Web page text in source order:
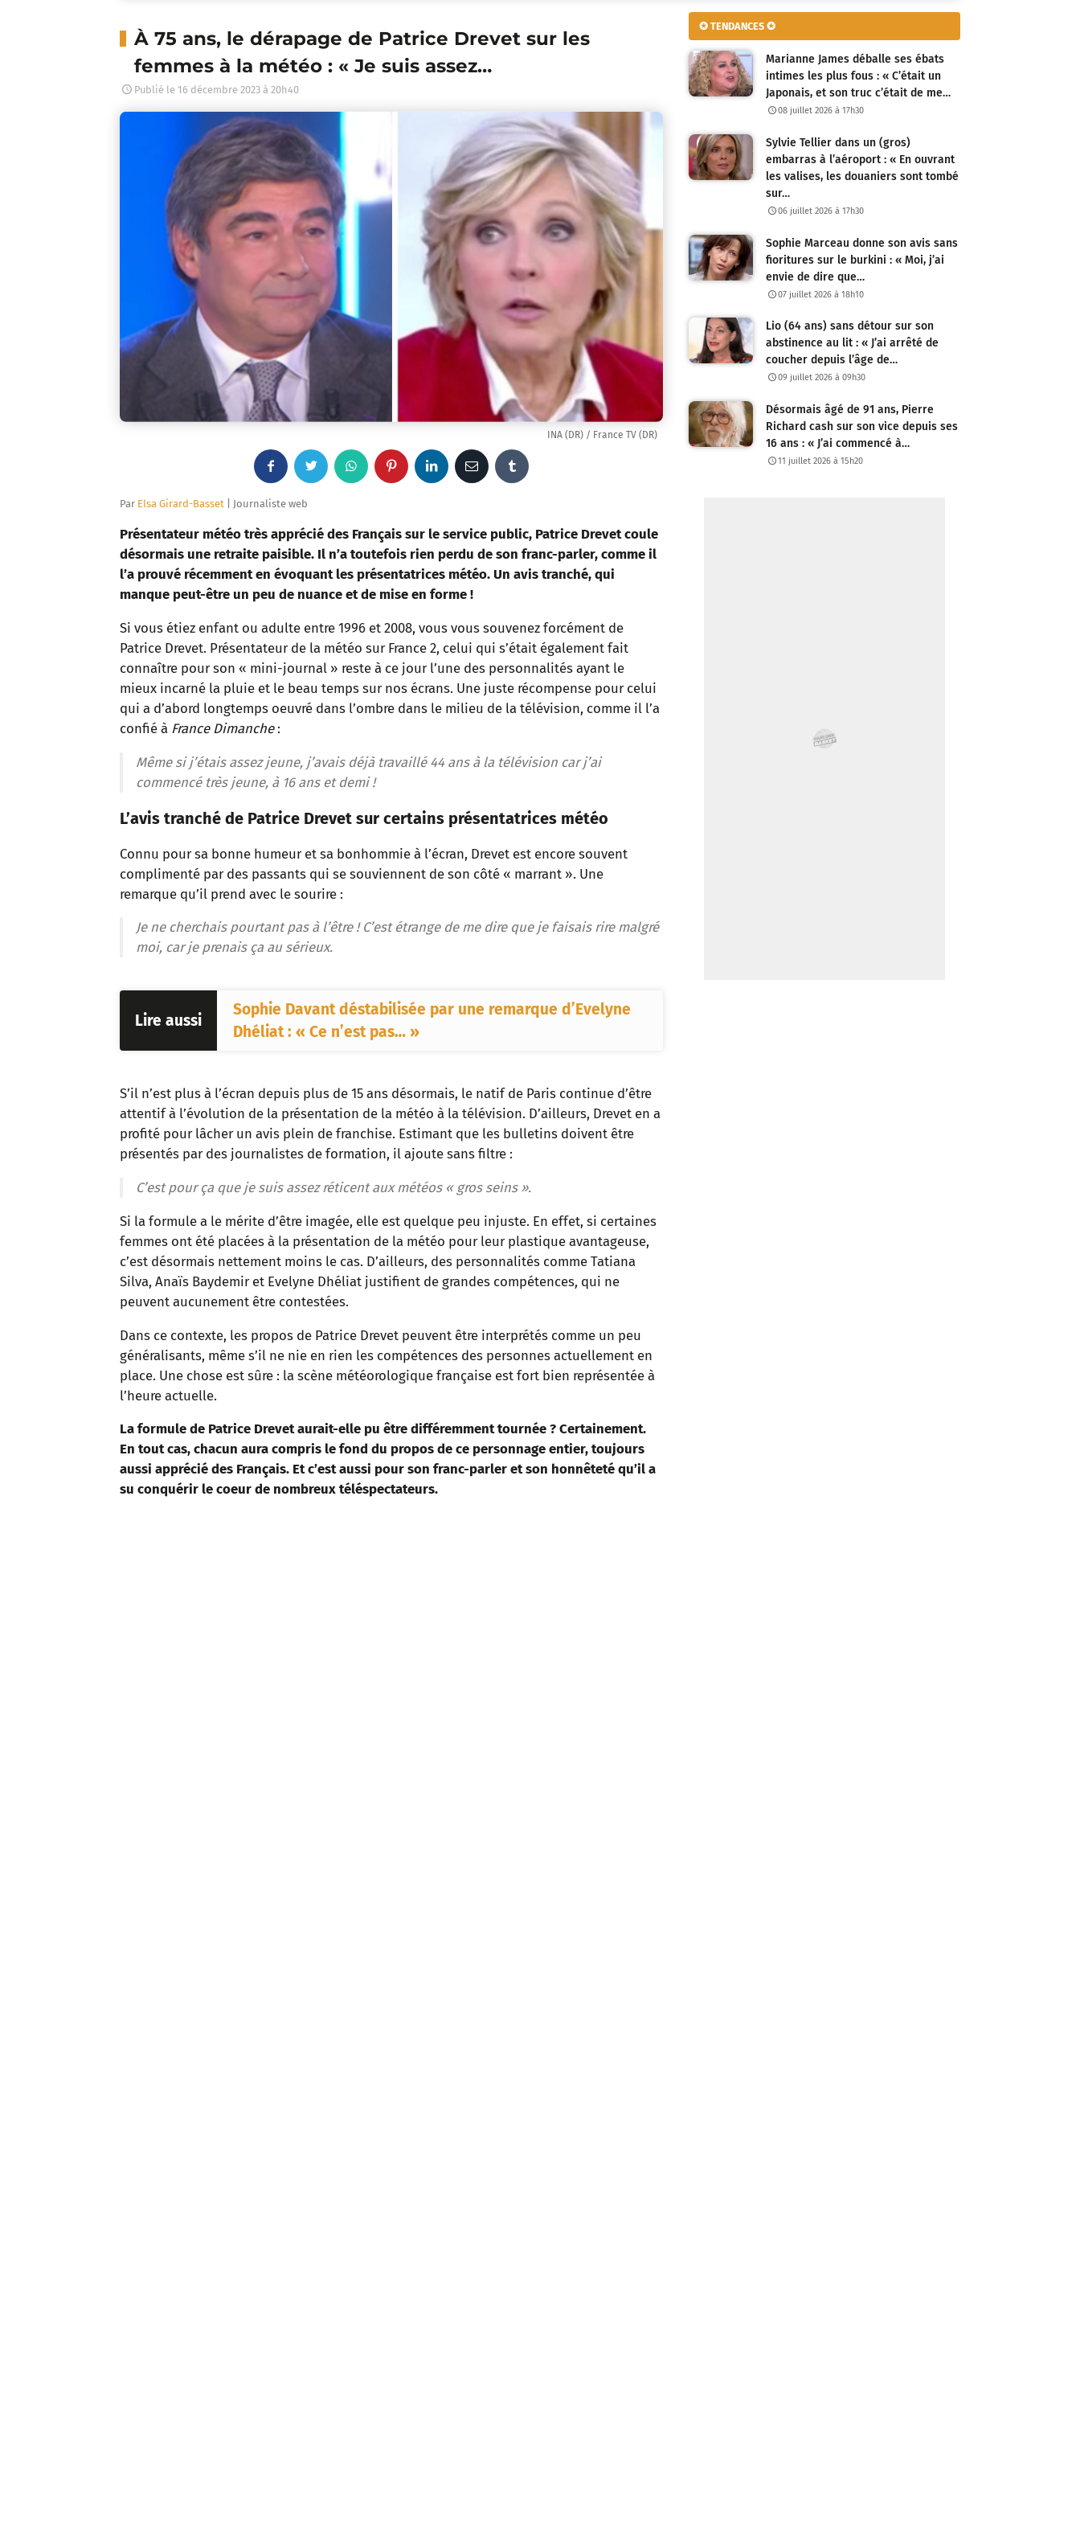
À 75 ans, le dérapage de Patrice Drevet sur les
femmes à la météo : « Je suis assez…
Publié le 16 décembre 2023 à 20h40
INA (DR) / France TV (DR)
a
c
e
b
o
o
i
t
e
r
W
a
s
a
p
P
n
t
e
r
e
s
n
k
e
d
I
E
a m
b
r
Par Elsa Girard-Basset | Journaliste web
Présentateur météo très apprécié des Français sur le service public, Patrice Drevet coule
désormais une retraite paisible. Il n’a toutefois rien perdu de son franc-parler, comme il
l’a prouvé récemment en évoquant les présentatrices météo. Un avis tranché, qui
manque peut-être un peu de nuance et de mise en forme !
Si vous étiez enfant ou adulte entre 1996 et 2008, vous vous souvenez forcément de
Patrice Drevet. Présentateur de la météo sur France 2, celui qui s’était également fait
connaître pour son « mini-journal » reste à ce jour l’une des personnalités ayant le
mieux incarné la pluie et le beau temps sur nos écrans. Une juste récompense pour celui
qui a d’abord longtemps oeuvré dans l’ombre dans le milieu de la télévision, comme il l’a
confié à France Dimanche:
Même si j’étais assez jeune, j’avais déjà travaillé 44 ans à la télévision car j’ai
commencé très jeune, à 16 ans et demi !
L’avis tranché de Patrice Drevet sur certains présentatrices météo
Connu pour sa bonne humeur et sa bonhommie à l’écran, Drevet est encore souvent
complimenté par des passants qui se souviennent de son côté « marrant ». Une
remarque qu’il prend avec le sourire :
Je ne cherchais pourtant pas à l’être ! C’est étrange de me dire que je faisais rire malgré
moi, car je prenais ça au sérieux.
Lire aussi
Sophie Davant déstabilisée par une remarque d’Evelyne
Dhéliat : « Ce n’est pas… »
S’il n’est plus à l’écran depuis plus de 15 ans désormais, le natif de Paris continue d’être
attentif à l’évolution de la présentation de la météo à la télévision. D’ailleurs, Drevet en a
profité pour lâcher un avis plein de franchise. Estimant que les bulletins doivent être
présentés par des journalistes de formation, il ajoute sans filtre :
C’est pour ça que je suis assez réticent aux météos « gros seins ».
Si la formule a le mérite d’être imagée, elle est quelque peu injuste. En effet, si certaines
femmes ont été placées à la présentation de la météo pour leur plastique avantageuse,
c’est désormais nettement moins le cas. D’ailleurs, des personnalités comme Tatiana
Silva, Anaïs Baydemir et Evelyne Dhéliat justifient de grandes compétences, qui ne
peuvent aucunement être contestées.
Dans ce contexte, les propos de Patrice Drevet peuvent être interprétés comme un peu
généralisants, même s’il ne nie en rien les compétences des personnes actuellement en
place. Une chose est sûre : la scène météorologique française est fort bien représentée à
l’heure actuelle.
La formule de Patrice Drevet aurait-elle pu être différemment tournée ? Certainement.
En tout cas, chacun aura compris le fond du propos de ce personnage entier, toujours
aussi apprécié des Français. Et c’est aussi pour son franc-parler et son honnêteté qu’il a
su conquérir le coeur de nombreux téléspectateurs.
✪ TENDANCES ✪
Marianne James déballe ses ébats
intimes les plus fous : « C’était un
Japonais, et son truc c’était de me…
08 juillet 2026 à 17h30
Sylvie Tellier dans un (gros)
embarras à l’aéroport : « En ouvrant
les valises, les douaniers sont tombé
sur…
06 juillet 2026 à 17h30
Sophie Marceau donne son avis sans
fioritures sur le burkini : « Moi, j’ai
envie de dire que…
07 juillet 2026 à 18h10
Lio (64 ans) sans détour sur son
abstinence au lit : « J’ai arrêté de
coucher depuis l’âge de…
09 juillet 2026 à 09h30
Désormais âgé de 91 ans, Pierre
Richard cash sur son vice depuis ses
16 ans : « J’ai commencé à…
11 juillet 2026 à 15h20